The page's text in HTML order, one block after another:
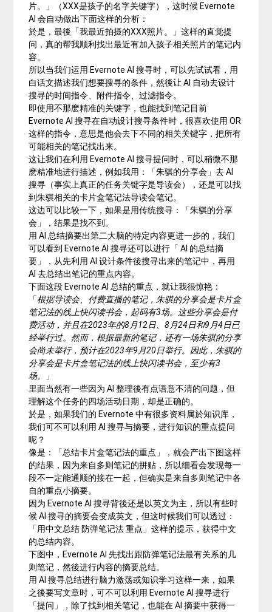
片。」（XXX是孩子的名字关键字），这时候 Evernote
AI 会自动做出下面这样的分析：
於是，最後「我最近拍摄的XXX照片。」这样的直觉提
问，真的帮我顺利找出最近有加入孩子相关照片的笔记内
容。
所以当我们运用 Evernote AI 搜寻时，可以先试试看，用
白话文描述我们想要搜寻的条件，然後让 AI 自动去设计
搜寻的时间指令、附件指令、过滤指令。
即使用不那麽精准的关键字，也能找到笔记目前
Evernote AI 搜寻在自动设计搜寻条件时，很喜欢使用 OR
这样的指令，意思是他会去下不同的相关关键字，把所有
可能相关的笔记找出来。
这让我们在利用 Evernote AI 搜寻提问时，可以稍微不那
麽精准地进行描述，例如我用：「朱骐的分享会」去 AI
搜寻（事实上真正的任务关键字是导读会），还是可以找
到朱骐相关的卡片盒笔记法导读会笔记。
这边可以比较一下，如果是用传统搜寻：「朱骐的分享
会」，结果是找不到。
用 AI 总结摘要出第二大脑的特定内容更进一步的，我们
可以看到 Evernote AI 搜寻还可以进行「 AI 的总结摘
要」，从先利用 AI 设计条件後搜寻出来的笔记中，再用
AI 去总结出笔记的重点内容。
下面这段 Evernote AI 总结的重点，就让我很惊艳：
「根据导读会、付费直播的笔记，朱骐的分享会是卡片盒
笔记法的线上快闪读书会，起码有3场。这些分享会是付
费活动，并且在2023年的8月12日、8月24日和9月4日已
经举行过。然而，根据最新的笔记，还有一场朱骐的分享
会尚未举行，预计在2023年9月20日举行。因此，朱骐的
分享会是卡片盒笔记法的线上快闪读书会，至少有3
场。
」
里面当然有一些因为 AI 整理後有点语意不清的问题，但
理解这个任务的四场活动日期，却是正确的。
於是，如果我们的 Evernote 中有很多资料属於知识库，
我们可不可以利用 AI 搜寻与摘要，进行知识的重点提问
呢？
像是：「总结卡片盒笔记法的重点」，就会产出下图这样
的结果，因为来自多则笔记的拼贴，所以细看会发现每一
段不一定能通顺的接在一起，但确实是来自多则笔记中各
自的重点小摘要。
因为 Evernote AI 搜寻背後还是以英文为主，所以有些时
候 AI 搜寻的摘要会变成英文，但这时候我们可以透过：
「用中文总结 防弹笔记法 重点」这样的提示，获得中文
的总结内容。
下图中，Evernote AI 先找出跟防弹笔记法最有关系的几
则笔记，然後进行内容的摘要总结。
用 AI 搜寻总结进行脑力激荡或知识学习这样一来，如果
之後要写文章时，可不可以利用 Evernote AI 搜寻进行
「提问」，除了找到相关笔记，也能在 AI 摘要中获得一